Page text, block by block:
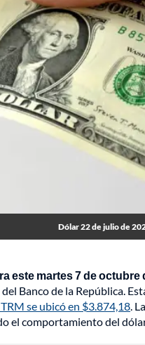
Dólar 22 de julio de
este martes 7 de
Banco de la República.
se ubicó en $3.874,18.
el comportamiento del